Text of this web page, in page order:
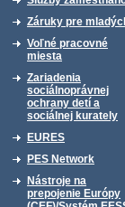
Záruky pre
Voľné pracovné
miesta
Zariadenia
sociálnoprávnej
ochrany detí a
sociálnej kurately
EURES
PES Network
Nástroje na
prepojenie Európy